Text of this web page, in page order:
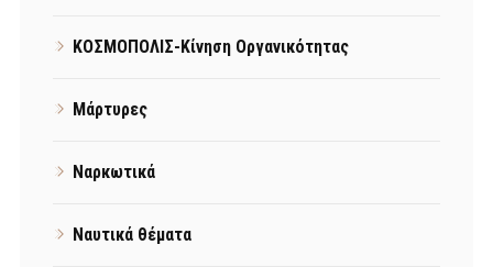
ΚΟΣΜΟΠΟΛΙΣ-Κίνηση Οργανικότητας
Μάρτυρες
Ναρκωτικά
Ναυτικά θέματα